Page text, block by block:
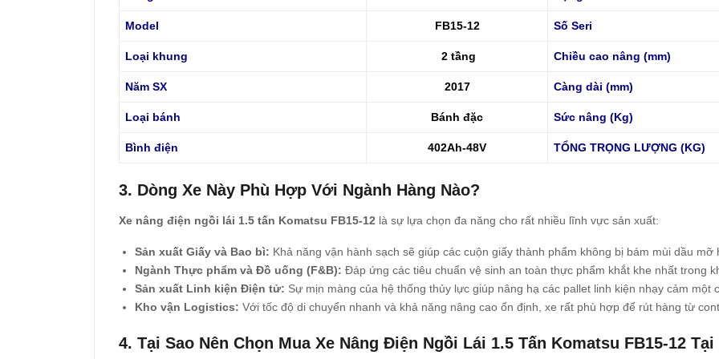
Model FB15-12 Số Seri
Loại khung 2 tầng Chiều cao nâng (mm)
Năm SX 2017 Càng dài (mm)
Loại bánh Bánh đặc Sức nâng (Kg)
Bình điện 402Ah-48V TỔNG TRỌNG LƯỢNG (KG)
3. Dòng Xe Này Phù Hợp Với Ngành Hàng Nào?
Xe nâng điện ngồi lái 1.5 tấn Komatsu FB15-12 là sự lựa chọn đa năng cho rất nhiều lĩnh vực sản xuất:
Sản xuất Giấy và Bao bì: Khả năng vận hành sạch sẽ giúp các cuộn giấy thành phẩm không bị bám mùi dầu mỡ
Ngành Thực phẩm và Đồ uống (F&B): Đáp ứng các tiêu chuẩn vệ sinh an toàn thực phẩm khắt khe nhất trong
Sản xuất Linh kiện Điện tử: Sự mịn màng của hệ thống thủy lực giúp nâng hạ các pallet linh kiện nhạy cảm một
Kho vận Logistics: Với tốc độ di chuyển nhanh và khả năng nâng cao ổn định, xe rất phù hợp để rút hàng từ
4. Tại Sao Nên Chọn Mua Xe Nâng Điện Ngồi Lái 1.5 Tấn Komatsu FB15-12 Tại